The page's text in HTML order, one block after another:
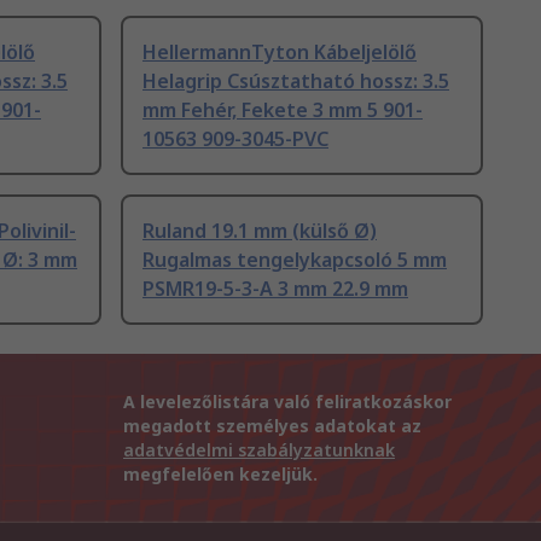
3.5
HellermannTyton Kábeljelölő
Helagrip Csúsztatható hossz: 3.5
mm Fehér, Fekete 3 mm 5 901-
10563 909-3045-PVC
3 mm
Ruland 19.1 mm (külső Ø)
Rugalmas tengelykapcsoló 5 mm
PSMR19-5-3-A 3 mm 22.9 mm
A levelezőlistára való feliratkozáskor
megadott személyes adatokat az
adatvédelmi szabályzatunknak
megfelelően kezeljük.